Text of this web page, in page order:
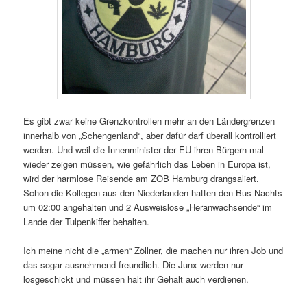
Es gibt zwar keine Grenzkontrollen mehr an den Ländergrenzen
innerhalb von „Schengenland“, aber dafür darf überall kontrolliert
werden. Und weil die Innenminister der EU ihren Bürgern mal
wieder zeigen müssen, wie gefährlich das Leben in Europa ist,
wird der harmlose Reisende am ZOB Hamburg drangsaliert.
Schon die Kollegen aus den Niederlanden hatten den Bus Nachts
um 02:00 angehalten und 2 Ausweislose „Heranwachsende“ im
Lande der Tulpenkiffer behalten.
Ich meine nicht die „armen“ Zöllner, die machen nur ihren Job und
das sogar ausnehmend freundlich. Die Junx werden nur
losgeschickt und müssen halt ihr Gehalt auch verdienen.